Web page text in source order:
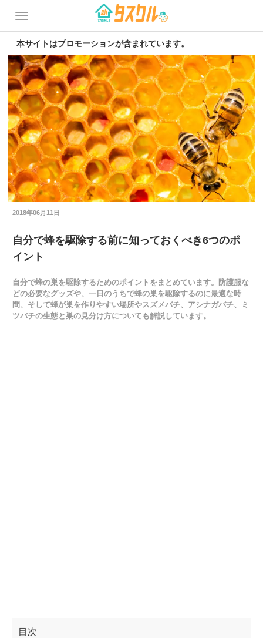
本サイトはプロモーションが含まれています。
2018年06月11日
自分で蜂を駆除する前に知っておくべき6つのポ
イント
自分で蜂の巣を駆除するためのポイントをまとめています。防護服な
どの必要なグッズや、一日のうちで蜂の巣を駆除するのに最適な時
間、そして蜂が巣を作りやすい場所やスズメバチ、アシナガバチ、ミ
ツバチの生態と巣の見分け方についても解説しています。
目次